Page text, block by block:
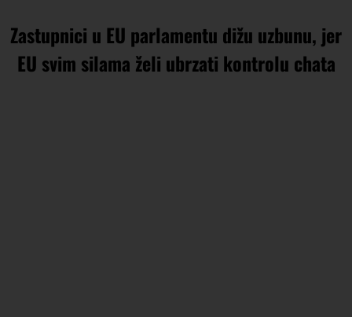
Zastupnici u EU parlamentu dižu uzbunu, jer
EU svim silama želi ubrzati kontrolu chata